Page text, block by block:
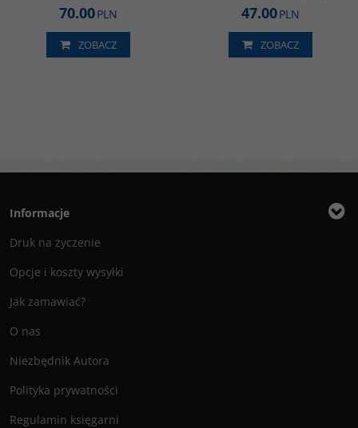
70.00PLN
ZOBACZ
47.00PLN
ZOBACZ
Informacje
Druk na życzenie
Opcje i koszty wysyłki
Jak zamawiać?
O nas
Niezbędnik Autora
Polityka prywatności
Regulamin księgarni